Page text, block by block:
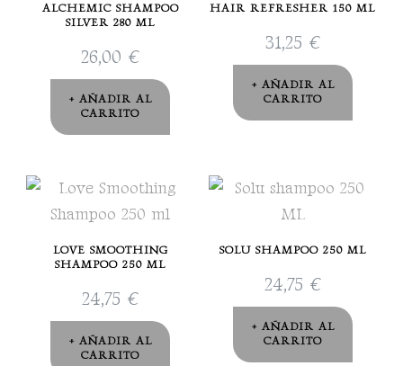
ALCHEMIC SHAMPOO
SILVER 280 ML
26,00 €
AÑADIR AL
CARRITO
HAIR REFRESHER 150 ML
31,25 €
AÑADIR AL
CARRITO
LOVE SMOOTHING
SHAMPOO 250 ML
24,75 €
AÑADIR AL
CARRITO
SOLU SHAMPOO 250 ML
24,75 €
AÑADIR AL
CARRITO